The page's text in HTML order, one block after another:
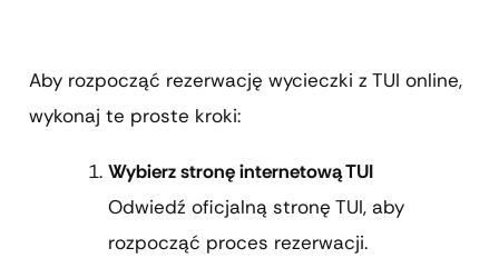
Aby rozpocząć rezerwację wycieczki z TUI online,
wykonaj te proste kroki:
Wybierz stronę internetową TUI
Odwiedź oficjalną stronę TUI, aby
rozpocząć proces rezerwacji.